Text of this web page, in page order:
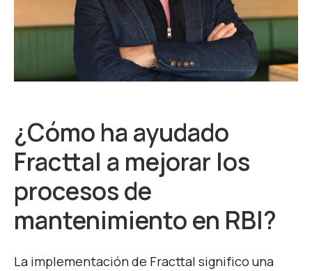
¿Cómo ha ayudado
Fracttal a mejorar los
procesos de
mantenimiento en RBI?
La implementación de Fracttal significo una